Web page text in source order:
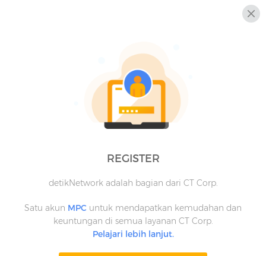
REGISTER
detikNetwork adalah bagian dari CT Corp.
Satu akun MPC untuk mendapatkan kemudahan dan
keuntungan di semua layanan CT Corp.
Pelajari lebih lanjut.